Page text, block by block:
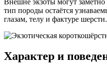
Внешне экзоты могут
тип породы остаётся
глазам, телу и фактуре шерсти.
Характер и